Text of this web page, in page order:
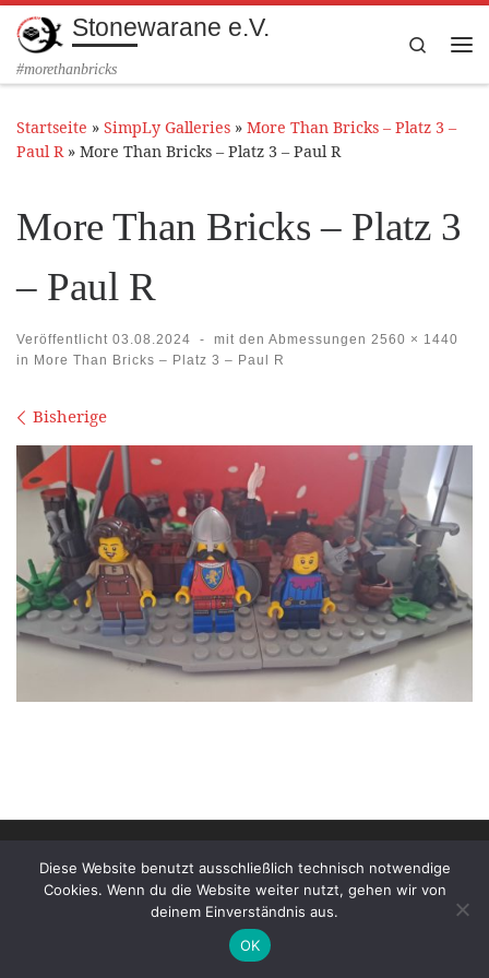
Zum Inhalt springen
Stonewarane e.V.
#morethanbricks
Search
Startseite » SimpLy Galleries » More Than Bricks – Platz 3 –
Paul R » More Than Bricks – Platz 3 – Paul R
More Than Bricks – Platz 3
– Paul R
Veröffentlicht 03.08.2024 - mit den Abmessungen 2560 × 1440
in More Than Bricks – Platz 3 – Paul R
Bilder Navigation
Bisherige
vorbehalten
Diese Website benutzt ausschließlich technisch notwendige
Cookies. Wenn du die Website weiter nutzt, gehen wir von
deinem Einverständnis aus.
OK